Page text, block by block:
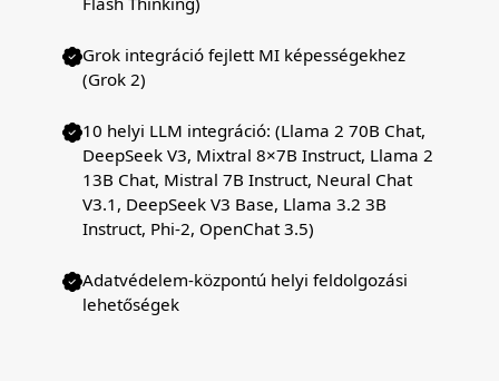
Grok integráció fejlett MI képességekhez
(Grok 2)
10 helyi LLM integráció: (Llama 2 70B Chat,
DeepSeek V3, Mixtral 8×7B Instruct, Llama 2
13B Chat, Mistral 7B Instruct, Neural Chat
V3.1, DeepSeek V3 Base, Llama 3.2 3B
Instruct, Phi-2, OpenChat 3.5)
Adatvédelem-központú helyi feldolgozási
lehetőségek